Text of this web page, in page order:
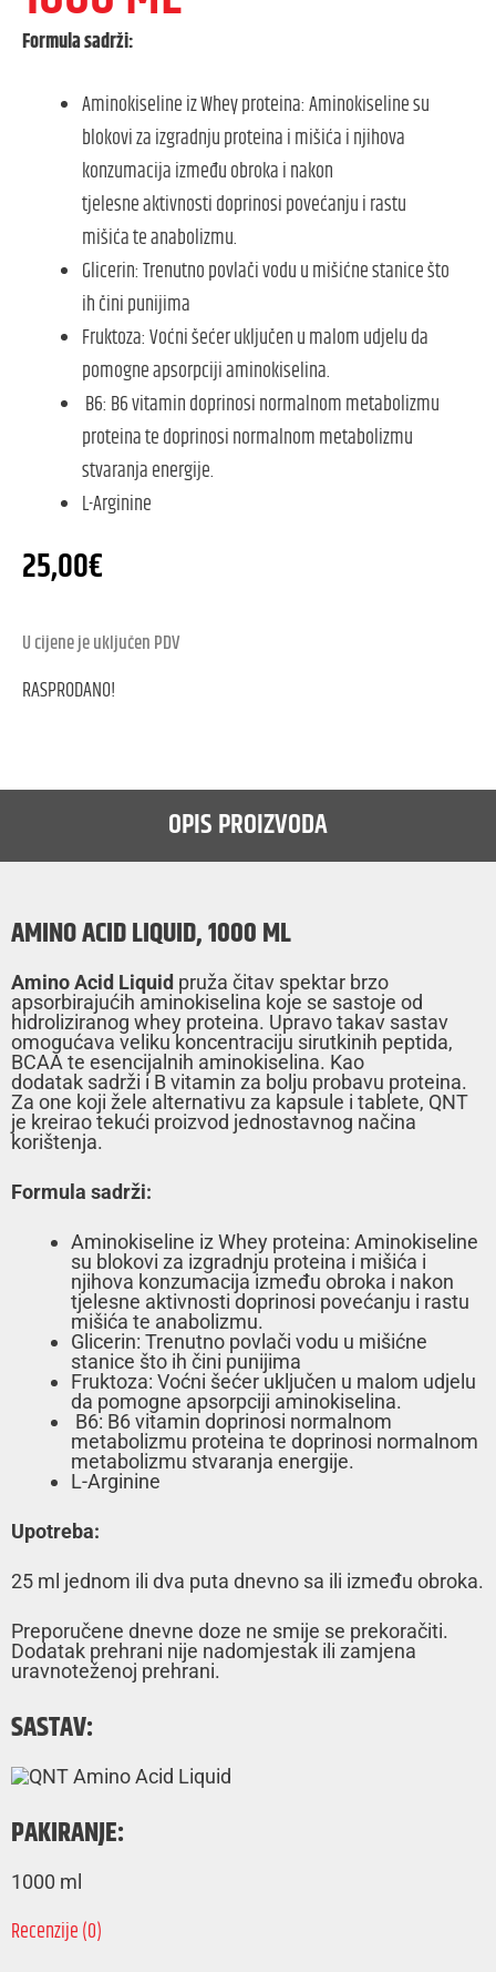
Formula sadrži:
Aminokiseline iz Whey proteina: Aminokiseline su
blokovi za izgradnju proteina i mišića i njihova
konzumacija između obroka i nakon
tjelesne aktivnosti doprinosi povećanju i rastu
mišića te anabolizmu.
Glicerin: Trenutno povlači vodu u mišićne stanice što
ih čini punijima
Fruktoza: Voćni šećer uključen u malom udjelu da
pomogne apsorpciji aminokiselina.
B6: B6 vitamin doprinosi normalnom metabolizmu
proteina te doprinosi normalnom metabolizmu
stvaranja energije.
L-Arginine
25,00€
U cijene je uključen PDV
RASPRODANO!
OPIS PROIZVODA
AMINO ACID LIQUID, 1000 ML
Amino Acid Liquid pruža čitav spektar brzo
apsorbirajućih aminokiselina koje se sastoje od
hidroliziranog whey proteina. Upravo takav sastav
omogućava veliku koncentraciju sirutkinih peptida,
BCAA te esencijalnih aminokiselina. Kao
dodatak sadrži i B vitamin za bolju probavu proteina.
Za one koji žele alternativu za kapsule i tablete, QNT
je kreirao tekući proizvod jednostavnog načina
korištenja.
Formula sadrži:
Aminokiseline iz Whey proteina: Aminokiseline
su blokovi za izgradnju proteina i mišića i
njihova konzumacija između obroka i nakon
tjelesne aktivnosti doprinosi povećanju i rastu
mišića te anabolizmu.
Glicerin: Trenutno povlači vodu u mišićne
stanice što ih čini punijima
Fruktoza: Voćni šećer uključen u malom udjelu
da pomogne apsorpciji aminokiselina.
B6: B6 vitamin doprinosi normalnom
metabolizmu proteina te doprinosi normalnom
metabolizmu stvaranja energije.
L-Arginine
Upotreba:
25 ml jednom ili dva puta dnevno sa ili između obroka.
Preporučene dnevne doze ne smije se prekoračiti.
Dodatak prehrani nije nadomjestak ili zamjena
uravnoteženoj prehrani.
SASTAV:
PAKIRANJE:
1000 ml
Recenzije (0)